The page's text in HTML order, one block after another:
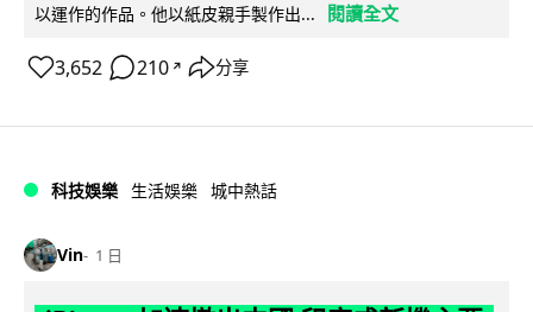
以運作的作品。他以紙皮親手製作出...
閱讀全文
3,652 210 ↗ 分享
科技娛樂 生活娛樂 城中熱話
Vin 1 日